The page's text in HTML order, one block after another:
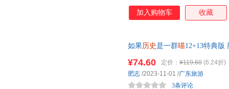
加入购物车 收藏
如果历史是一群喵12+13特典版
85%城市次日送达！
¥74.60 定价： ¥119.60 (6.24折)
3条评论
肥志 /2023-11-01 /广东旅游